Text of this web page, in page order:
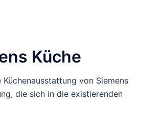
Küche
von Siemens
die sich in die existierenden